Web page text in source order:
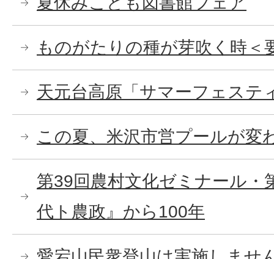
ものがたりの種が芽吹く時＜
天元台高原「サマーフェステ
この夏、米沢市営プールが変
第39回農村文化ゼミナール・
代ト農政』から100年